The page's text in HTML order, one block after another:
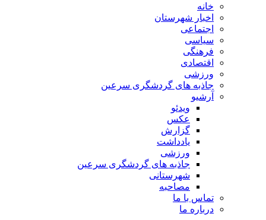
خانه
اخبار شهرستان
اجتماعی
سیاسی
فرهنگی
اقتصادی
ورزشی
جاذبه های گردشگری سرعین
آرشیو
ویدئو
عکس
گزارش
یادداشت
ورزشی
جاذبه های گردشگری سرعین
شهرستانی
مصاحبه
تماس با ما
درباره ما